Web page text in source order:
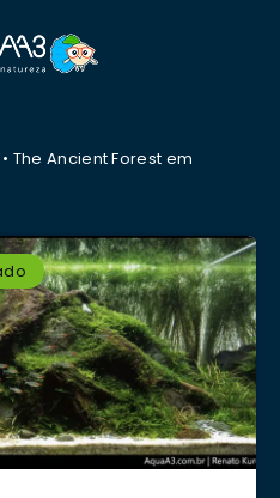
• The Ancient Forest em